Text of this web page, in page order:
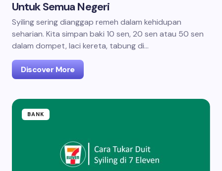
Untuk Semua Negeri
Syiling sering dianggap remeh dalam kehidupan
seharian. Kita simpan baki 10 sen, 20 sen atau 50 sen
dalam dompet, laci kereta, tabung di…
Discover More
BANK